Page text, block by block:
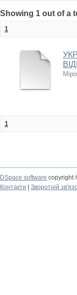
Showing 1 out of a
1
1
DSpace software copyright
Контакти
Зворотній